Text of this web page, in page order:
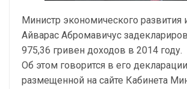
Министр экономического развития
Айварас Абромавичус
975,36 гривен доходов в 2014 году.
Об этом говорится в его
размещенной на сайте Кабинета